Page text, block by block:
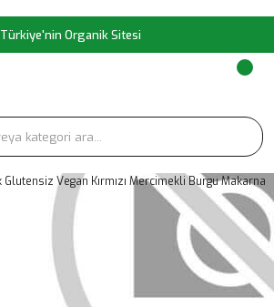
Türkiye'nin Organik Sitesi